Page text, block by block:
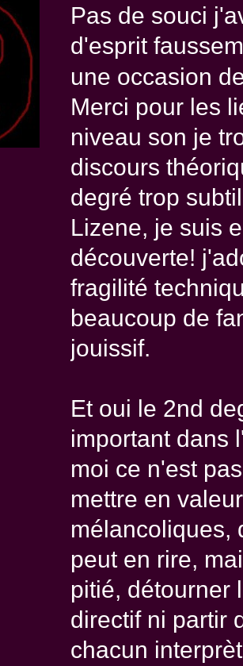
Pas de souci
d'esprit
une occasion
Merci pour les
niveau son je
discours
degré trop
Lizene, je suis
découverte!
fragilité
beaucoup de
jouissif.
Et oui le 2nd
important dans
moi ce n'est
mettre en
mélancoliques,
peut en rire,
pitié, détourner
directif ni partir
chacun